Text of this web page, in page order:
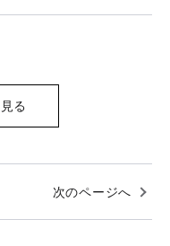
る
次のページへ